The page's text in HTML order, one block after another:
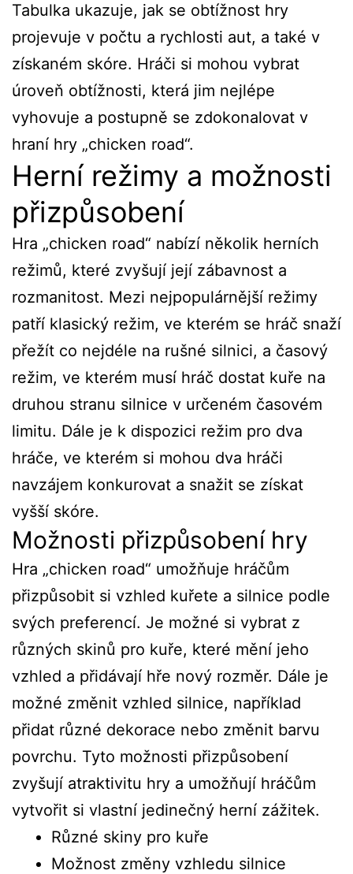
Tabulka ukazuje, jak se obtížnost hry
projevuje v počtu a rychlosti aut, a také v
získaném skóre. Hráči si mohou vybrat
úroveň obtížnosti, která jim nejlépe
vyhovuje a postupně se zdokonalovat v
hraní hry „chicken road“.
Herní režimy a možnosti
přizpůsobení
Hra „chicken road“ nabízí několik herních
režimů, které zvyšují její zábavnost a
rozmanitost. Mezi nejpopulárnější režimy
patří klasický režim, ve kterém se hráč snaží
přežít co nejdéle na rušné silnici, a časový
režim, ve kterém musí hráč dostat kuře na
druhou stranu silnice v určeném časovém
limitu. Dále je k dispozici režim pro dva
hráče, ve kterém si mohou dva hráči
navzájem konkurovat a snažit se získat
vyšší skóre.
Možnosti přizpůsobení hry
Hra „chicken road“ umožňuje hráčům
přizpůsobit si vzhled kuřete a silnice podle
svých preferencí. Je možné si vybrat z
různých skinů pro kuře, které mění jeho
vzhled a přidávají hře nový rozměr. Dále je
možné změnit vzhled silnice, například
přidat různé dekorace nebo změnit barvu
povrchu. Tyto možnosti přizpůsobení
zvyšují atraktivitu hry a umožňují hráčům
vytvořit si vlastní jedinečný herní zážitek.
Různé skiny pro kuře
Možnost změny vzhledu silnice